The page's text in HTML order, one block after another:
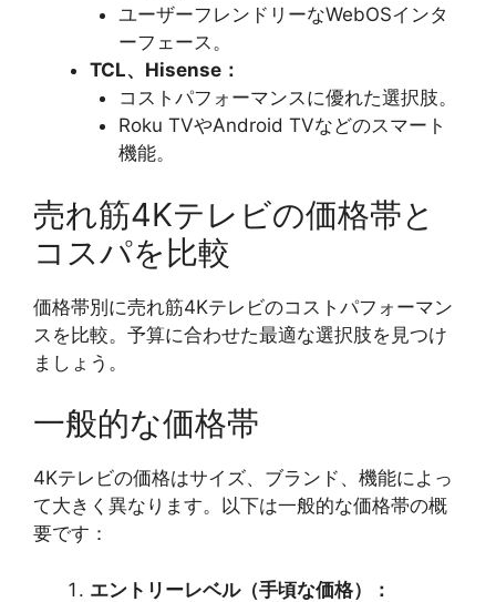
ユーザーフレンドリーなWebOSインタ
ーフェース。
TCL、Hisense：
コストパフォーマンスに優れた選択肢。
Roku TVやAndroid TVなどのスマート
機能。
売れ筋4Kテレビの価格帯と
コスパを比較
価格帯別に売れ筋4Kテレビのコストパフォーマン
スを比較。予算に合わせた最適な選択肢を見つけ
ましょう。
一般的な価格帯
4Kテレビの価格はサイズ、ブランド、機能によっ
て大きく異なります。以下は一般的な価格帯の概
要です：
エントリーレベル（手頃な価格）：